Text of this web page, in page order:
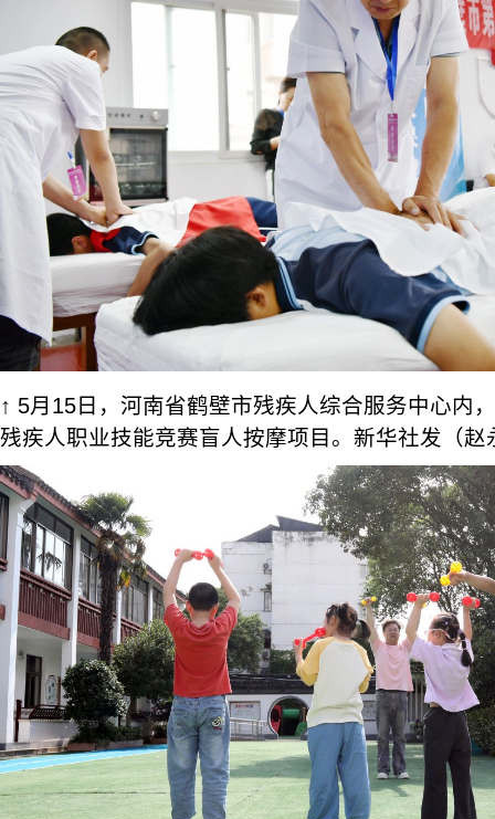
↑ 5月15日，河南省鹤壁市残疾人综合服务中心内
残疾人职业技能竞赛盲人按摩项目。新华社发（赵